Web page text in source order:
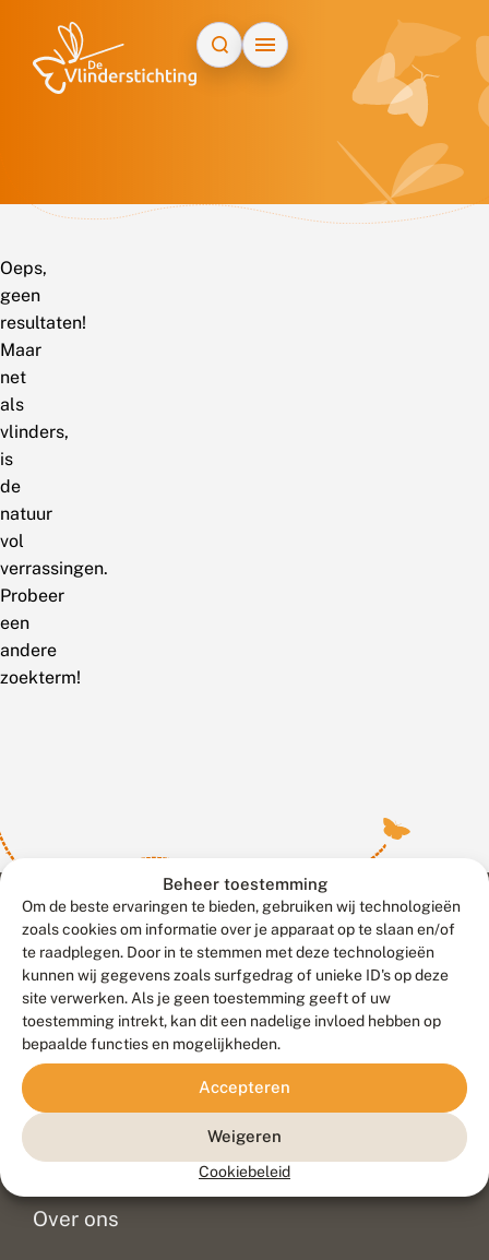
Beheer toestemming
Om de beste ervaringen te bieden, gebruiken wij technologieën
zoals cookies om informatie over je apparaat op te slaan en/of
te raadplegen. Door in te stemmen met deze technologieën
kunnen wij gegevens zoals surfgedrag of unieke ID's op deze
site verwerken. Als je geen toestemming geeft of uw
toestemming intrekt, kan dit een nadelige invloed hebben op
bepaalde functies en mogelijkheden.
Accepteren
Weigeren
Cookiebeleid
Oeps,
geen
resultaten!
Maar
net
als
vlinders,
is
de
natuur
vol
verrassingen.
Probeer
een
andere
zoekterm!
Contact
Veelgestelde vragen
Doneer
Over ons
Meld waarnemingen© 2026 Vlinderstichting
Duurzaam ontwikkeld door
Go2People
, ontworpen door
Blue Field Agency
Privacy
Disclaimer
Sitemap